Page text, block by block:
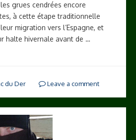
les grues cendrées encore
à cette étape traditionnelle
migration vers l’Espagne, et
halte hivernale avant de …
du Der Leave a comment